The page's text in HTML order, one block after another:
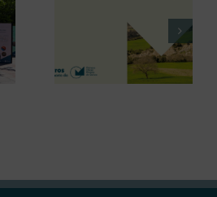
con
o
presentan as
últimas
innovacións en
restauración